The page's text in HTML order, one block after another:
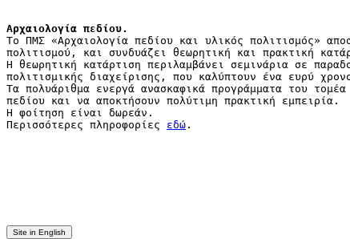
Αρχαιολογία πεδίου.
Το ΠΜΣ «Αρχαιολογία πεδίου και υλικός πολιτισμός»
πολιτισμού, και συνδυάζει θεωρητική και πρακτική
Η θεωρητική κατάρτιση περιλαμβάνει σεμινάρια σε
πολιτισμικής διαχείρισης, που καλύπτουν ένα ευρύ
Τα πολυάριθμα ενεργά ανασκαφικά προγράμματα του
πεδίου και να αποκτήσουν πολύτιμη πρακτική εμπειρία.
Η φοίτηση είναι δωρεάν.
Περισσότερες πληροφορίες εδώ .
Site in English